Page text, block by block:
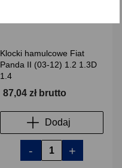
Klocki hamulcowe Fiat
Panda II (03-12) 1.2 1.3D
1.4
87,04 zł brutto
Dodaj
- +